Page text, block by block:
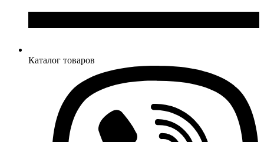
Каталог товаров